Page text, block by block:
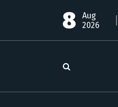
p
n
8
Aug
2026